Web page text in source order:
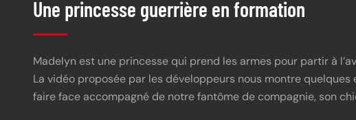
Une princesse guerrière en formation
Madelyn est une princesse qui prend les armes pour partir à
La vidéo proposée par les développeurs nous montre
faire face accompagné de notre fantôme de compagnie, son